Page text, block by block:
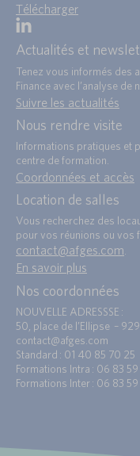
Télécharger
Actualités et
Tenez vous informés des
Finance avec l’analyse de
Suivre les actualités
Nous rendre visite
Informations pratiques et
centre de formation.
Coordonnées et accès
Location de salles
Vous recherchez des
pour vos réunions ou vos
contact@afges.com.
En savoir plus
Nos coordonnées
NOUVELLE ADRESSSE :
50, place de l’Ellipse –
contact@afges.com
Standard : 01 40 85 70 25
Formations Intra : 06 83
Formations Inter : 06 83 59